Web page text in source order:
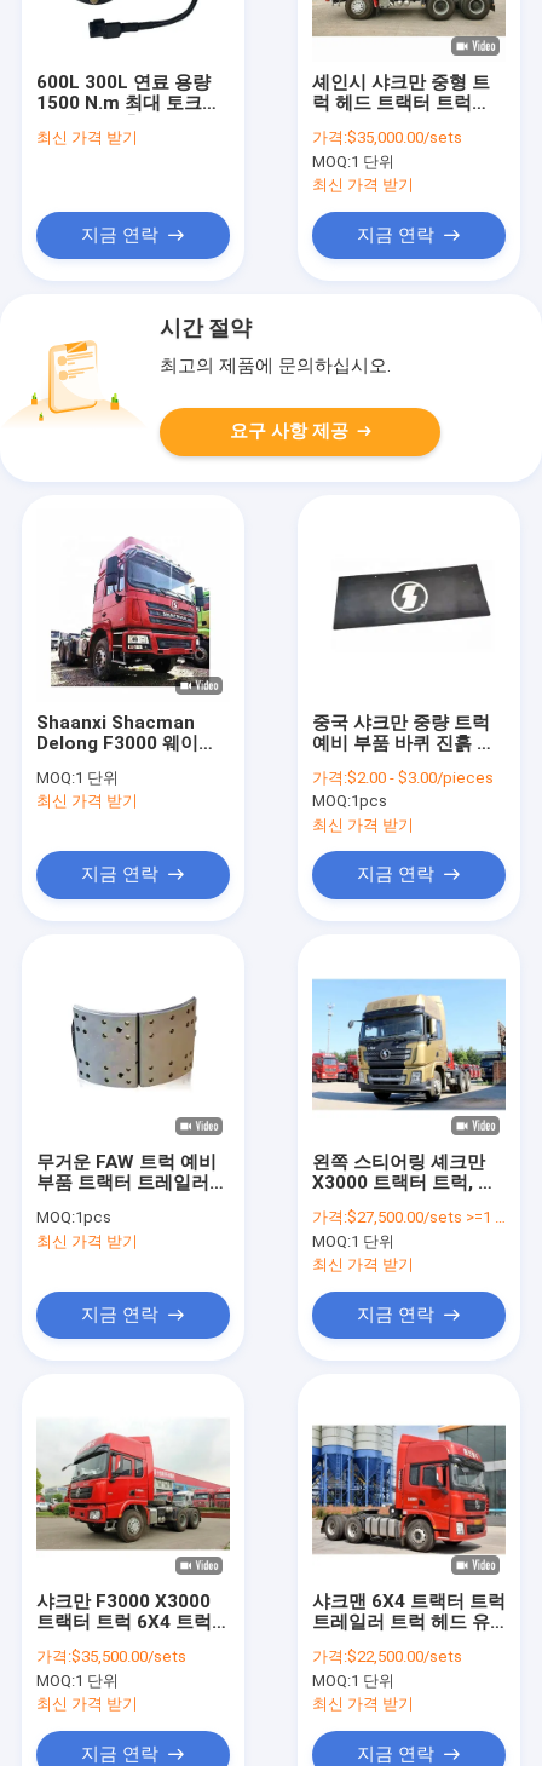
우리 에 관한 것
공장 투어
사건
인용 을 요청 하십시오
600L 300L 연료 용량
1500 N.m 최대 토크와
최신 가격 받기
지금 연락
셰인시 샤크만 중형 트
럭 헤드 트랙터 트럭
WEICHAI 엔진
가격:$35,000.00/sets
MOQ:1 단위
최신 가격 받기
지금 연락
시간 절약
최고의 제품에 문의하십시오.
요구 사항 제공
Shaanxi Shacman
Delong F3000 웨이차
트럭 트랙터 헤드
MOQ:1 단위
최신 가격 받기
지금 연락
중국 샤크만 중량 트럭
예비 부품 바퀴 진흙 보
가격
가격:$2.00 - $3.00/pieces
MOQ:1pcs
최신 가격 받기
지금 연락
무거운 FAW 트럭 예비
부품 트랙터 트레일러
공장 교체
MOQ:1pcs
최신 가격 받기
지금 연락
왼쪽 스티어링 셰크만
X3000 트랙터 트럭, 복
가격:$27,500.00/sets >=1 sets
MOQ:1 단위
최신 가격 받기
지금 연락
샤크만 F3000 X3000
트랙터 트럭 6X4 트럭
원본 공장
가격:$35,500.00/sets
MOQ:1 단위
최신 가격 받기
지금 연락
샤크맨 6X4 트랙터 트럭
트레일러 트럭 헤드 유
드 드라이브
가격:$22,500.00/sets
MOQ:1 단위
최신 가격 받기
지금 연락